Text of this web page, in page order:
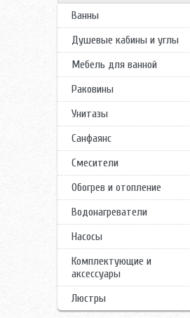
Ванны
Душевые кабины и углы
Мебель для ванной
Раковины
Унитазы
Санфаянс
Смесители
Обогрев и отопление
Водонагреватели
Насосы
Комплектующие и
аксессуары
Люстры